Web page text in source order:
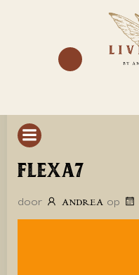
FLEXA7
door ANDREA op